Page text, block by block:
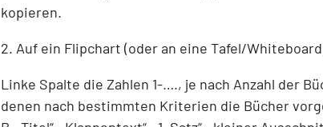
kopieren.
2. Auf ein Flipchart (oder an eine Tafel/
Linke Spalte die Zahlen 1-…., je nach Anzahl der
denen nach bestimmten Kriterien die Bücher